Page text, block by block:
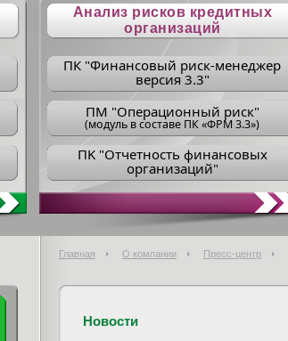
Анализ рисков кредитных
организаций
ПК "Финансовый риск-менеджер
версия 3.3"
ПM "Операционный риск"
(модуль в составе ПК «ФРМ 3.3»)
ПK "Отчетность финансовых
организаций"
Главная О компании Пресс-центр
Новости